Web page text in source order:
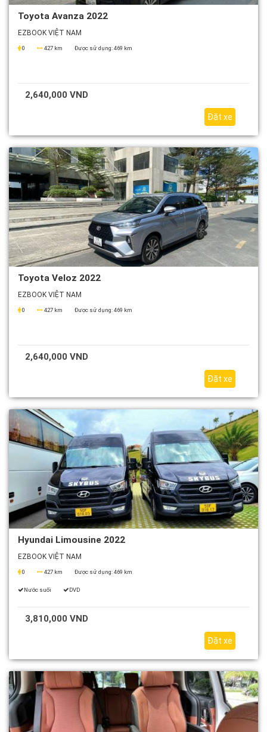
Toyota Avanza 2022
EZBOOK VIỆT NAM
0 427 km Được sử dụng:469 km
2,640,000 VND
Đặt xe
Toyota Veloz 2022
EZBOOK VIỆT NAM
0 427 km Được sử dụng:469 km
2,640,000 VND
Đặt xe
Hyundai Limousine 2022
EZBOOK VIỆT NAM
0 427 km Được sử dụng:469 km
Nước suối DVD
3,810,000 VND
Đặt xe